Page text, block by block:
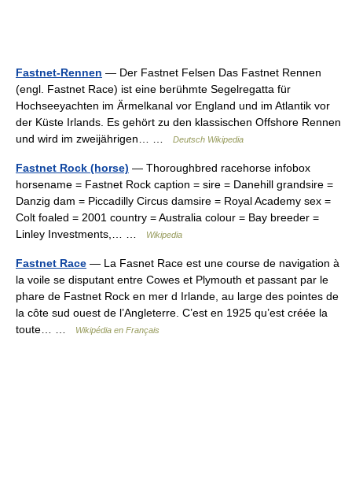
Fastnet-Rennen — Der Fastnet Felsen Das Fastnet Rennen
(engl. Fastnet Race) ist eine berühmte Segelregatta für
Hochseeyachten im Ärmelkanal vor England und im Atlantik vor
der Küste Irlands. Es gehört zu den klassischen Offshore Rennen
und wird im zweijährigen… …
Deutsch Wikipedia
Fastnet Rock (horse) — Thoroughbred racehorse infobox
horsename = Fastnet Rock caption = sire = Danehill grandsire =
Danzig dam = Piccadilly Circus damsire = Royal Academy sex =
Colt foaled = 2001 country = Australia colour = Bay breeder =
Linley Investments,… …
Wikipedia
Fastnet Race — La Fasnet Race est une course de navigation à
la voile se disputant entre Cowes et Plymouth et passant par le
phare de Fastnet Rock en mer d Irlande, au large des pointes de
la côte sud ouest de l’Angleterre. C’est en 1925 qu’est créée la
toute… …
Wikipédia en Français